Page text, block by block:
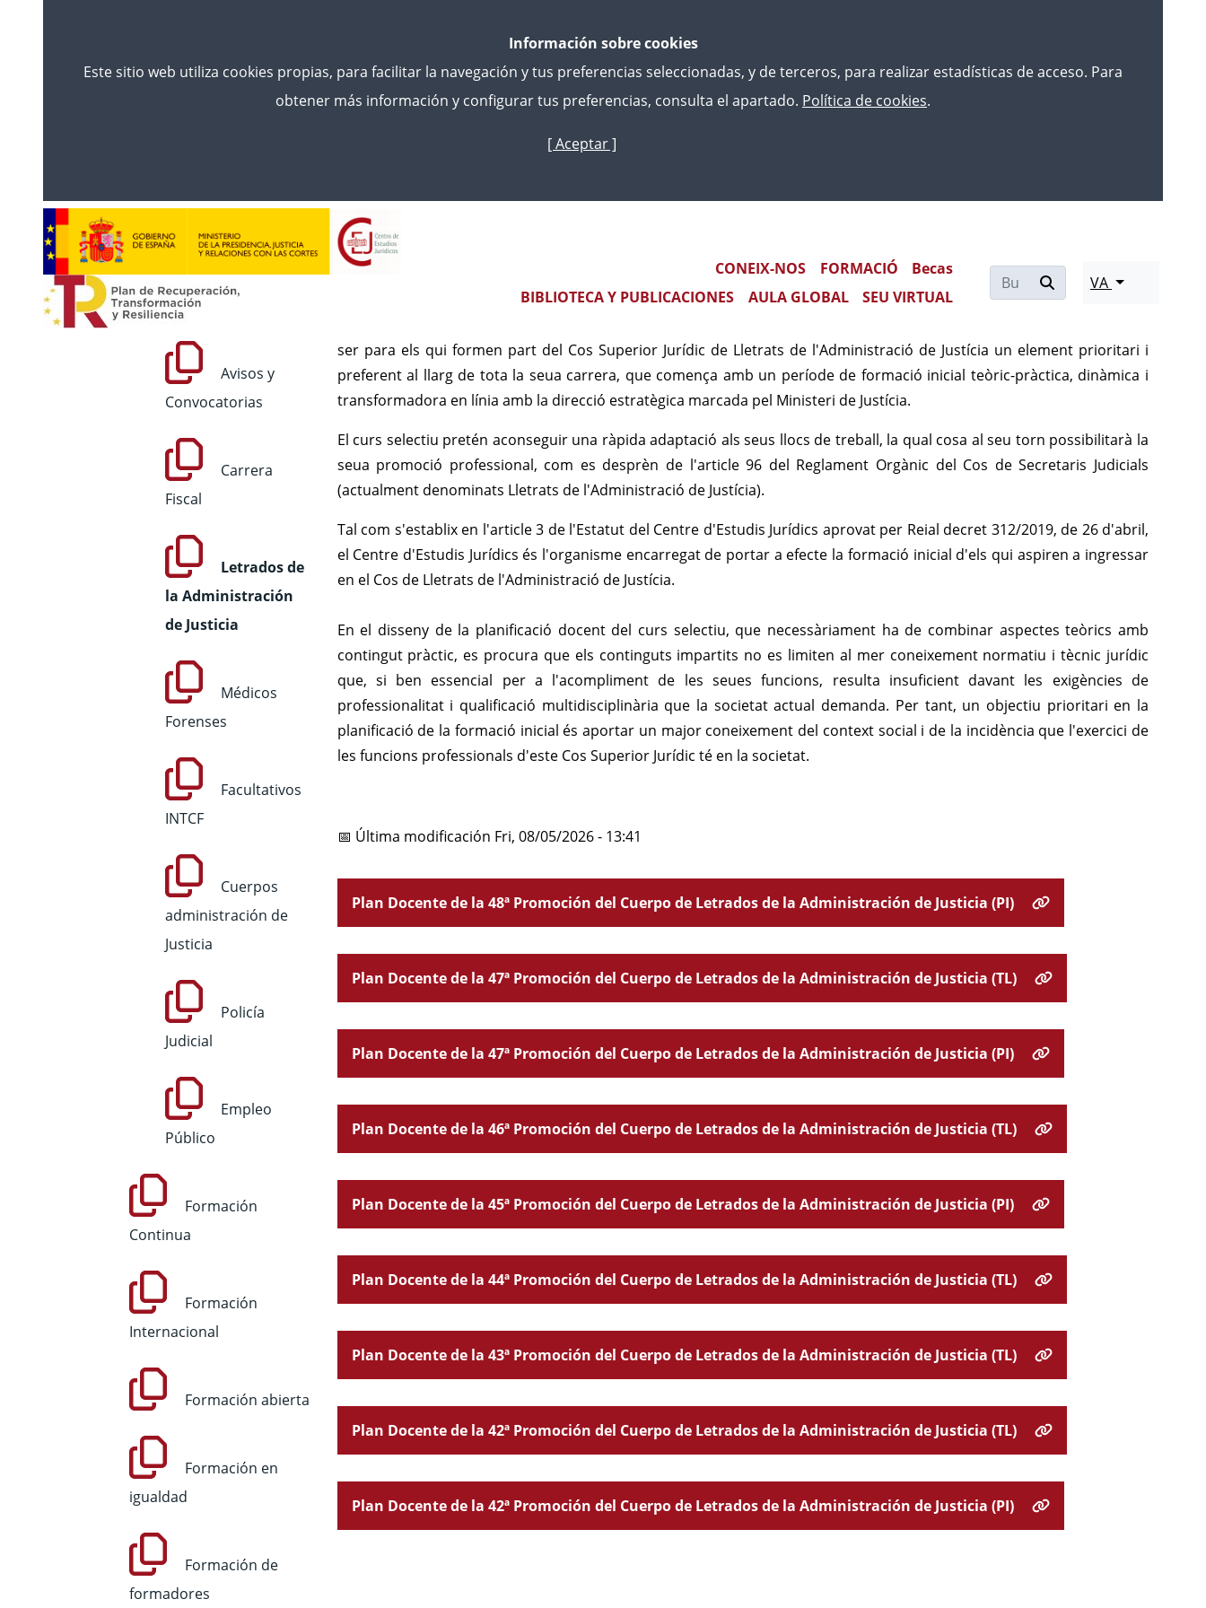
Skip
main
Información sobre cookies
Este sitio web utiliza cookies propias, para facilitar la navegación y tus preferencias seleccionadas, y de terceros, para realizar estadísticas de acceso. Para
obtener más información y configurar tus preferencias, consulta el apartado. Política de cookies.
[ Aceptar ]
Main navigation
CONEIX-NOS FORMACIÓ
Becas
BIBLIOTECA Y PUBLICACIONES
AULA GLOBAL SEU VIRTUAL
VA
FORMACIÓN
Formación Inicial
Avisos y
Convocatorias
Carrera
Fiscal
Letrados de
la Administración
de Justicia
Médicos
Forenses
Facultativos
INTCF
Cuerpos
administración de
Justicia
Policía
Judicial
Empleo
Público
Formación
Continua
Formación
Internacional
Formación abierta
Formación en
igualdad
Formación de
formadores
Lletrats de l'Administració de Justícia
ser para els qui formen part del Cos Superior Jurídic de Lletrats de l'Administració de Justícia un element prioritari i
preferent al llarg de tota la seua carrera, que comença amb un període de formació inicial teòric-pràctica, dinàmica i
transformadora en línia amb la direcció estratègica marcada pel Ministeri de Justícia.
El curs selectiu pretén aconseguir una ràpida adaptació als seus llocs de treball, la qual cosa al seu torn possibilitarà la
seua promoció professional, com es desprèn de l'article 96 del Reglament Orgànic del Cos de Secretaris Judicials
(actualment denominats Lletrats de l'Administració de Justícia).
Tal com s'establix en l'article 3 de l'Estatut del Centre d'Estudis Jurídics aprovat per Reial decret 312/2019, de 26 d'abril,
el Centre d'Estudis Jurídics és l'organisme encarregat de portar a efecte la formació inicial d'els qui aspiren a ingressar
en el Cos de Lletrats de l'Administració de Justícia.
En el disseny de la planificació docent del curs selectiu, que necessàriament ha de combinar aspectes teòrics amb
contingut pràctic, es procura que els continguts impartits no es limiten al mer coneixement normatiu i tècnic jurídic
que, si ben essencial per a l'acompliment de les seues funcions, resulta insuficient davant les exigències de
professionalitat i qualificació multidisciplinària que la societat actual demanda. Per tant, un objectiu prioritari en la
planificació de la formació inicial és aportar un major coneixement del context social i de la incidència que l'exercici de
les funcions professionals d'este Cos Superior Jurídic té en la societat.
📅 Última modificación Fri, 08/05/2026 - 13:41
Plan Docente de la 48ª Promoción del Cuerpo de Letrados de la Administración de Justicia (PI)
Plan Docente de la 47ª Promoción del Cuerpo de Letrados de la Administración de Justicia (TL)
Plan Docente de la 47ª Promoción del Cuerpo de Letrados de la Administración de Justicia (PI)
Plan Docente de la 46ª Promoción del Cuerpo de Letrados de la Administración de Justicia (TL)
Plan Docente de la 45ª Promoción del Cuerpo de Letrados de la Administración de Justicia (PI)
Plan Docente de la 44ª Promoción del Cuerpo de Letrados de la Administración de Justicia (TL)
Plan Docente de la 43ª Promoción del Cuerpo de Letrados de la Administración de Justicia (TL)
Plan Docente de la 42ª Promoción del Cuerpo de Letrados de la Administración de Justicia (TL)
Plan Docente de la 42ª Promoción del Cuerpo de Letrados de la Administración de Justicia (PI)